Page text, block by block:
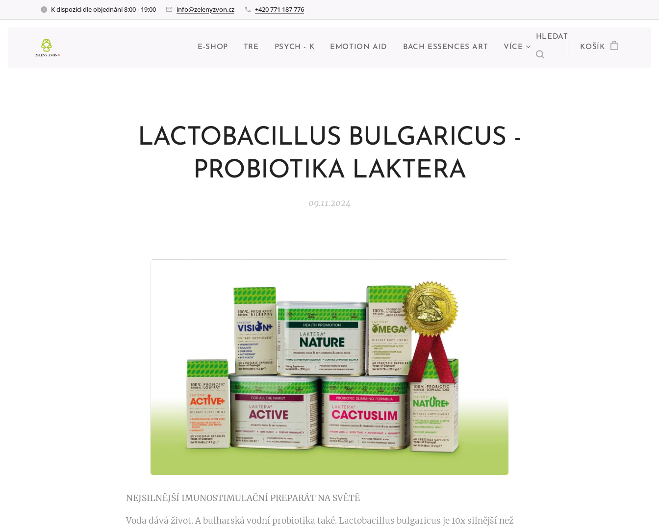
K dispozici dle objednání 8:00 - 19:00 info@zelenyzvon.cz +420 771 187 776
E-SHOP TRE PSYCH - K EMOTION AID BACH ESSENCES ART VÍCE
HLEDAT
KOŠÍK
LACTOBACILLUS BULGARICUS -
PROBIOTIKA LAKTERA
09.11.2024
NEJSILNĚJŠÍ IMUNOSTIMULAČNÍ PREPARÁT NA SVĚTĚ
Voda dává život. A bulharská vodní probiotika také. Lactobacillus bulgaricus je 10x silnější než